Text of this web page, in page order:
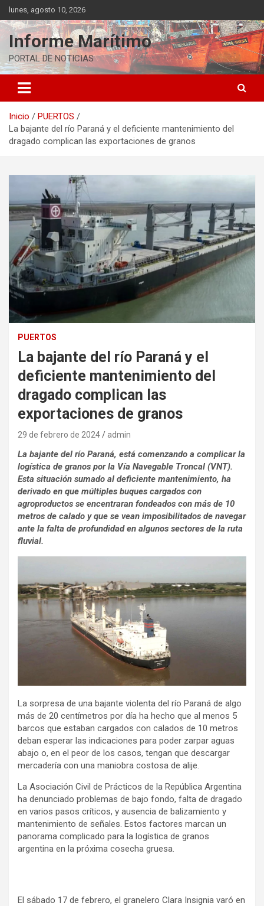
Saltar
al
contenido
lunes, agosto 10, 2026
Informe Marítimo
PORTAL DE NOTICIAS
Inicio
PUERTOS
La bajante del río Paraná y el deficiente mantenimiento del
dragado complican las exportaciones de granos
PUERTOS
La bajante del río Paraná y el
deficiente mantenimiento del
dragado complican las
exportaciones de granos
29 de febrero de 2024 admin
La bajante del río Paraná, está comenzando a complicar la
logística de granos por la Vía Navegable Troncal (VNT).
Esta situación sumado al deficiente mantenimiento, ha
derivado en que múltiples buques cargados con
agroproductos se encentraran fondeados con más de 10
metros de calado y que se vean imposibilitados de navegar
ante la falta de profundidad en algunos sectores de la ruta
fluvial.
La sorpresa de una bajante violenta del río Paraná de algo
más de 20 centímetros por día ha hecho que al menos 5
barcos que estaban cargados con calados de 10 metros
deban esperar las indicaciones para poder zarpar aguas
abajo o, en el peor de los casos, tengan que descargar
mercadería con una maniobra costosa de alije.
La Asociación Civil de Prácticos de la República Argentina
ha denunciado problemas de bajo fondo, falta de dragado
en varios pasos críticos, y ausencia de balizamiento y
mantenimiento de señales. Estos factores marcan un
panorama complicado para la logística de granos
argentina en la próxima cosecha gruesa.
El sábado 17 de febrero, el granelero Clara Insignia varó en